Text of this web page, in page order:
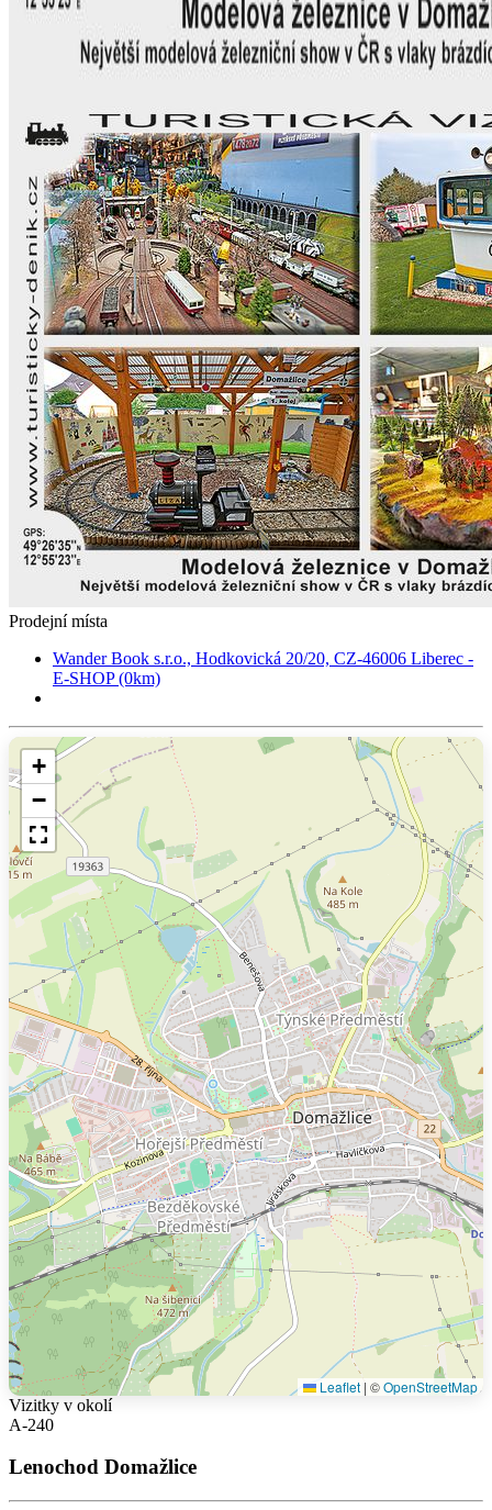
Prodejní místa
Wander Book s.r.o., Hodkovická 20/20, CZ-46006 Liberec -
E-SHOP (0km)
+
−
Leaflet | ©OpenStreetMap
Vizitky v okolí
A-240
Lenochod Domažlice